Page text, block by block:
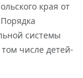
края от
системы
числе детей-